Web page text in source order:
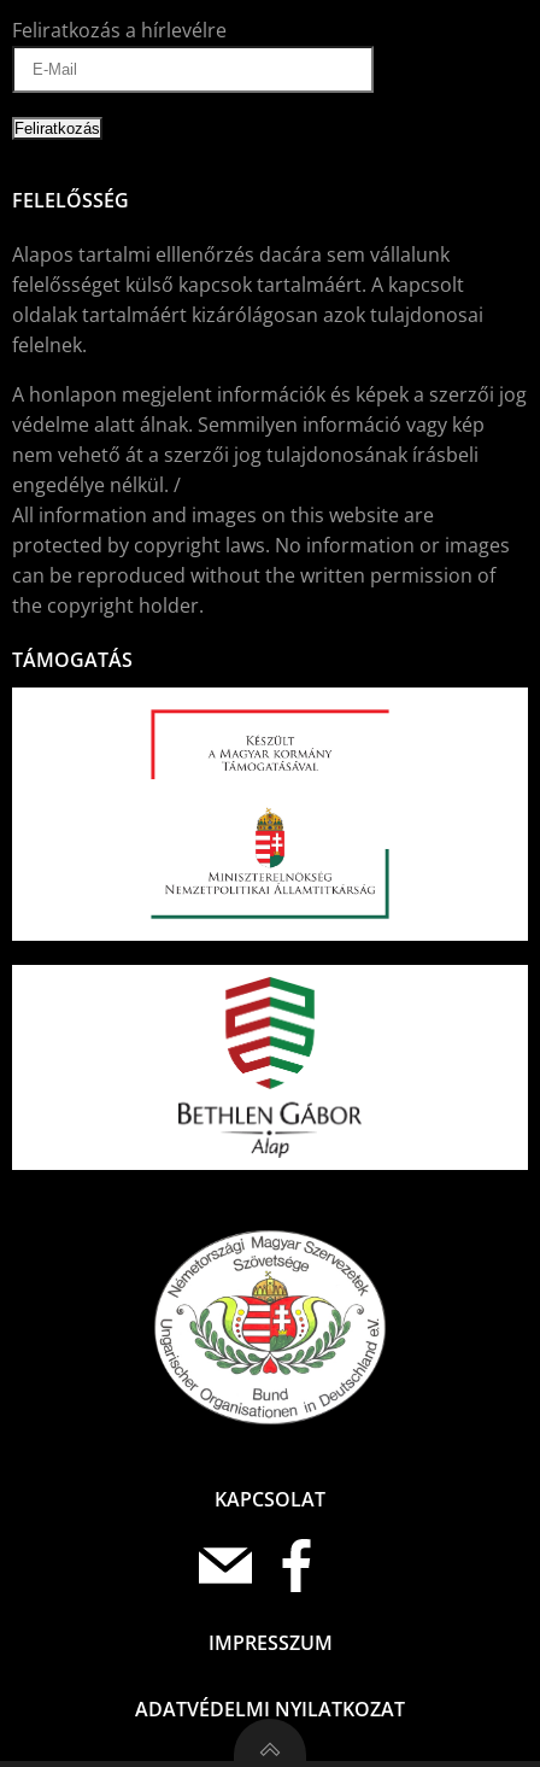
Feliratkozás a hírlevélre
FELELŐSSÉG
Alapos tartalmi elllenőrzés dacára sem vállalunk
felelősséget külső kapcsok tartalmáért. A kapcsolt
oldalak tartalmáért kizárólágosan azok tulajdonosai
felelnek.
A honlapon megjelent információk és képek a szerzői jog
védelme alatt álnak. Semmilyen információ vagy kép
nem vehető át a szerzői jog tulajdonosának írásbeli
engedélye nélkül. /
All information and images on this website are
protected by copyright laws. No information or images
can be reproduced without the written permission of
the copyright holder.
TÁMOGATÁS
KAPCSOLAT
IMPRESSZUM
ADATVÉDELMI NYILATKOZAT